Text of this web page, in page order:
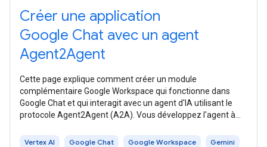
Créer une application
Google Chat avec un agent
Agent2Agent
Cette page explique comment créer un module
complémentaire Google Workspace qui fonctionne dans
Google Chat et qui interagit avec un agent d'IA utilisant le
protocole Agent2Agent (A2A). Vous développez l'agent à
Vertex AI Google Chat Google Workspace Gemini